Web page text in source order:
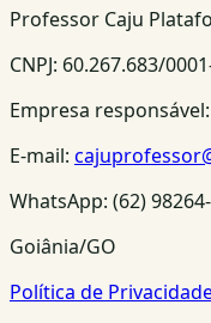
Professor Caju
CNPJ: 60.267.683/
Empresa responsável:
E-mail:
WhatsApp: (62)
Goiânia/GO
Política de